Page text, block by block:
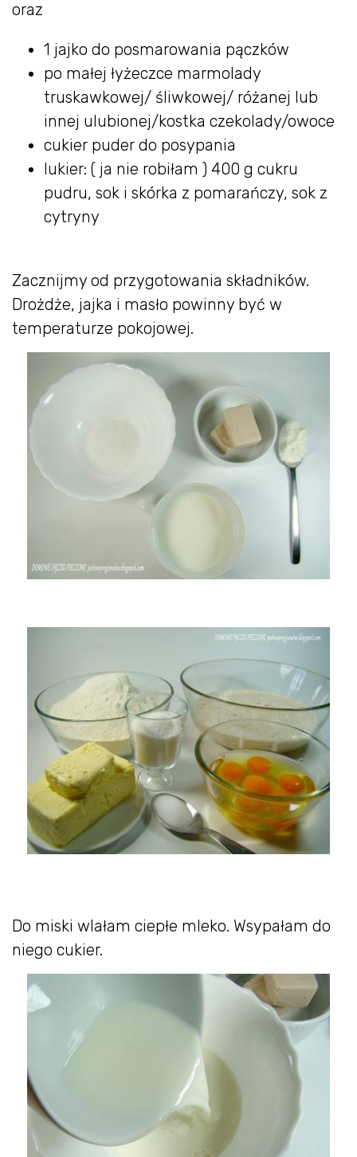
oraz
1 jajko do posmarowania pączków
po małej łyżeczce marmolady
truskawkowej/ śliwkowej/ różanej lub
innej ulubionej/kostka czekolady/owoce
cukier puder do posypania
lukier: ( ja nie robiłam ) 400 g cukru
pudru, sok i skórka z pomarańczy, sok z
cytryny
Zacznijmy od przygotowania składników.
Drożdże, jajka i masło powinny być w
temperaturze pokojowej.
Do miski wlałam ciepłe mleko. Wsypałam do
niego cukier.